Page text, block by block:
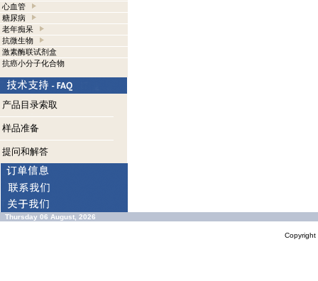
心血管
糖尿病
老年痴呆
抗微生物
激素酶联试剂盒
抗癌小分子化合物
产品目录索取
样品准备
提问和解答
Thursday 06 August, 2026